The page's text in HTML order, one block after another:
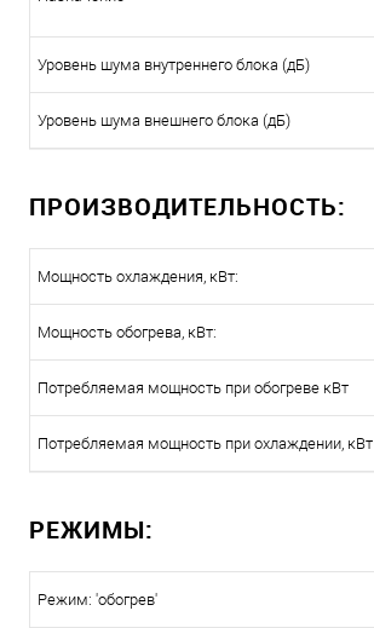
Уровень шума внутреннего блока (дБ)
Уровень шума внешнего блока (дБ)
ПРОИЗВОДИТЕЛЬНОСТЬ:
Мощность охлаждения, кВт:
Мощность обогрева, кВт:
Потребляемая мощность при обогреве кВт
Потребляемая мощность при охлаждении, кВт
РЕЖИМЫ:
Режим: 'обогрев'